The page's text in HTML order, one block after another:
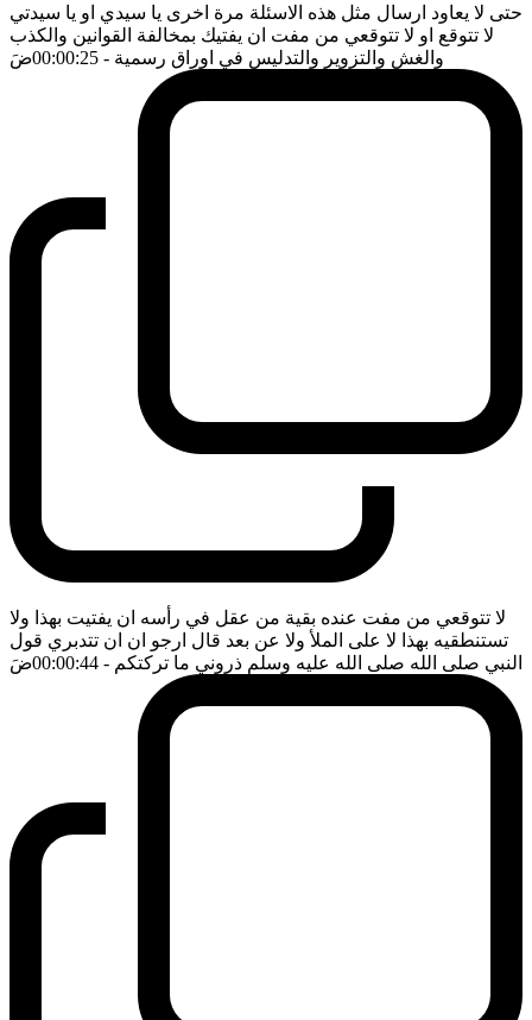
حتى لا يعاود ارسال مثل هذه الاسئلة مرة اخرى يا سيدي او يا سيدتي
لا تتوقع او لا تتوقعي من مفت ان يفتيك بمخالفة القوانين والكذب
والغش والتزوير والتدليس في اوراق رسمية - 00:00:25 ضَ
لا تتوقعي من مفت عنده بقية من عقل في رأسه ان يفتيت بهذا ولا
تستنطقيه بهذا لا على الملأ ولا عن بعد قال ارجو ان ان تتدبري قول
النبي صلى الله صلى الله عليه وسلم ذروني ما تركتكم - 00:00:44 ضَ